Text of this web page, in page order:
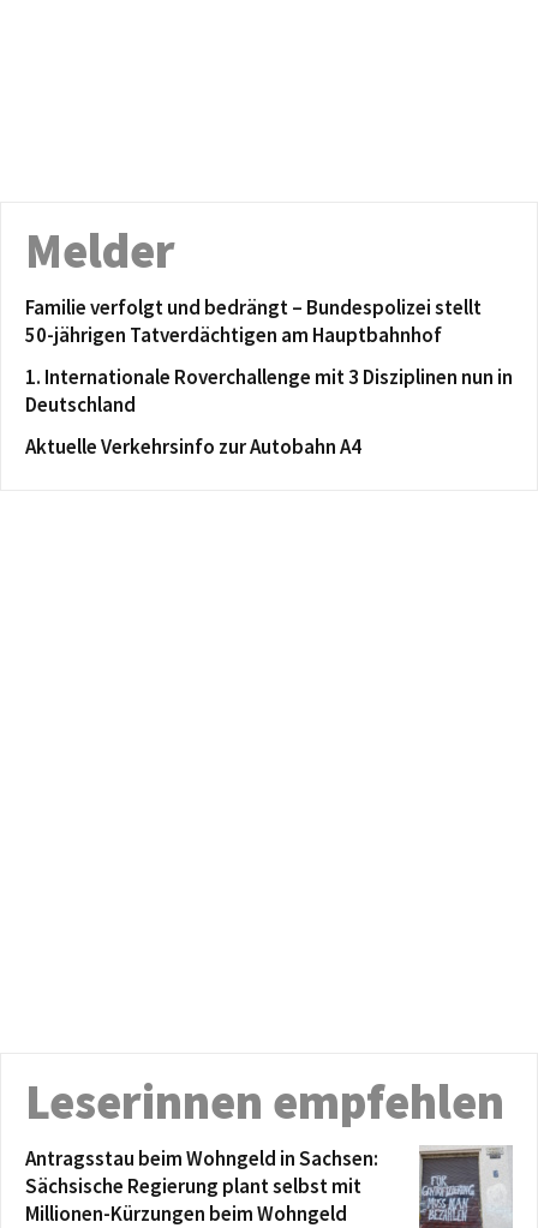
Melder
Familie verfolgt und bedrängt – Bundespolizei stellt
50-jährigen Tatverdächtigen am Hauptbahnhof
1. Internationale Roverchallenge mit 3 Disziplinen nun in
Deutschland
Aktuelle Verkehrsinfo zur Autobahn A4
Leserinnen empfehlen
Antragsstau beim Wohngeld in Sachsen:
Sächsische Regierung plant selbst mit
Millionen-Kürzungen beim Wohngeld